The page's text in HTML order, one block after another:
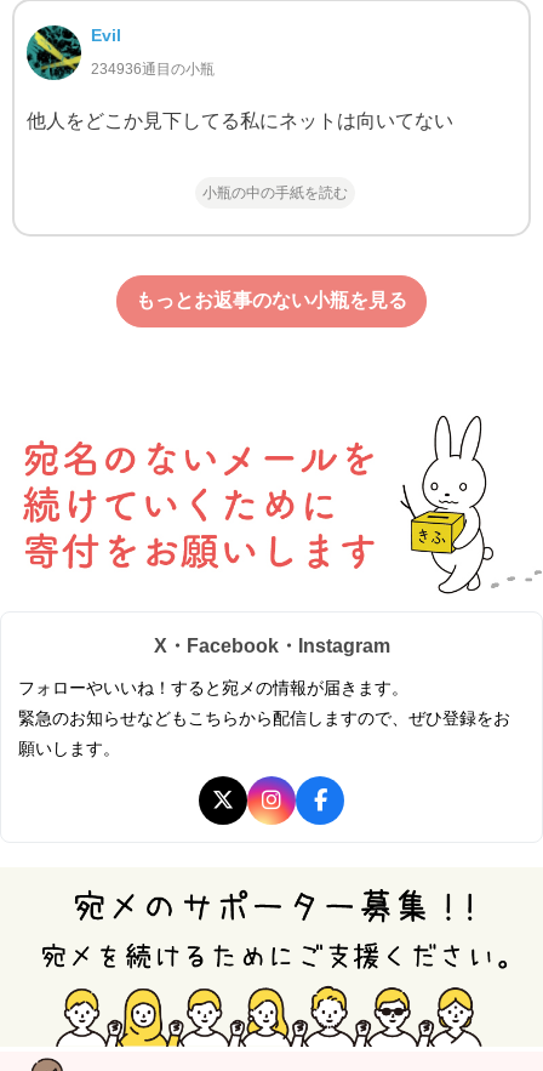
Evil
234936通目の小瓶
他人をどこか見下してる私にネットは向いてない
小瓶の中の手紙を読む
もっとお返事のない小瓶を見る
X・Facebook・Instagram
フォローやいいね！すると宛メの情報が届きます。
緊急のお知らせなどもこちらから配信しますので、ぜひ登録をお
願いします。